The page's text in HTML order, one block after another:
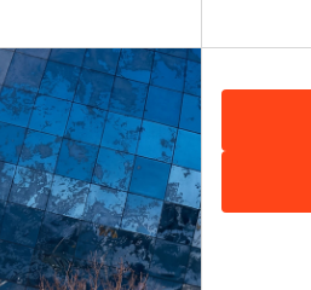
О путешествии в КО
Туристический центр